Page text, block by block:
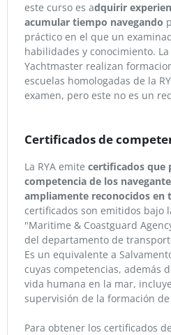
este curso es adquirir
acumular tiempo navegando
práctico en el que un
habilidades y conocimiento.
Yachtmaster realizan
escuelas homologadas de la
examen, pero este no es un
Certificados de
La RYA emite certificados que
competencia de los
ampliamente reconocidos en
certificados son emitidos bajo
"Maritime & Coastguard
del departamento de
Es un equivalente a
cuyas competencias, además
vida humana en la mar,
supervisión de la formación
Para obtener los certificados